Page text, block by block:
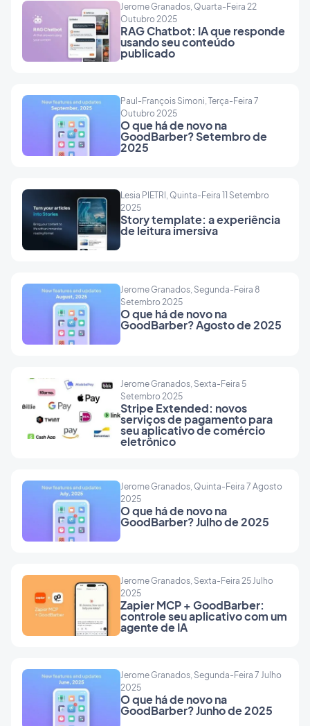
Jerome Granados, Quarta-Feira 22
Outubro 2025
RAG Chatbot: IA que responde
usando seu conteúdo
publicado
Paul-François Simoni, Terça-Feira 7
Outubro 2025
O que há de novo na
GoodBarber? Setembro de
2025
Lesia PIETRI, Quinta-Feira 11 Setembro
2025
Story template: a experiência
de leitura imersiva
Jerome Granados, Segunda-Feira 8
Setembro 2025
O que há de novo na
GoodBarber? Agosto de 2025
Jerome Granados, Sexta-Feira 5
Setembro 2025
Stripe Extended: novos
serviços de pagamento para
seu aplicativo de comércio
eletrônico
Jerome Granados, Quinta-Feira 7 Agosto
2025
O que há de novo na
GoodBarber? Julho de 2025
Jerome Granados, Sexta-Feira 25 Julho
2025
Zapier MCP + GoodBarber:
controle seu aplicativo com um
agente de IA
Jerome Granados, Segunda-Feira 7 Julho
2025
O que há de novo na
GoodBarber? Junho de 2025